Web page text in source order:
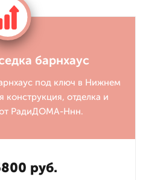
барнхаус
под ключ в Нижнем
конструкция, отделка и
от РадиДОМА-Ннн.
руб.